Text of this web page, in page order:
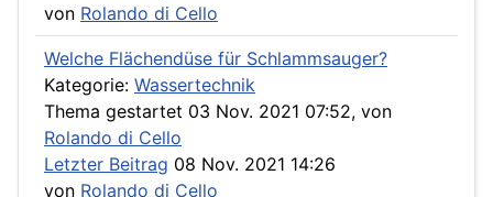
von Rolando di Cello
Welche Flächendüse für Schlammsauger?
Kategorie: Wassertechnik
Thema gestartet 03 Nov. 2021 07:52, von
Rolando di Cello
Letzter Beitrag 08 Nov. 2021 14:26
von Rolando di Cello